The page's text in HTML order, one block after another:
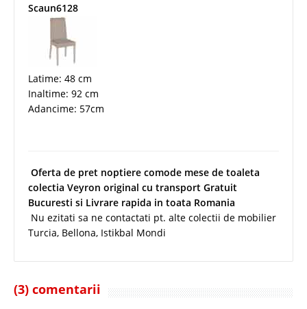
Scaun6128
Latime: 48 cm
Inaltime: 92 cm
Adancime: 57cm
Oferta de pret noptiere comode mese de toaleta
colectia Veyron original cu transport Gratuit
Bucuresti si Livrare rapida in toata Romania
Nu ezitati sa ne contactati pt. alte colectii de mobilier
Turcia, Bellona, Istikbal Mondi
(3) comentarii